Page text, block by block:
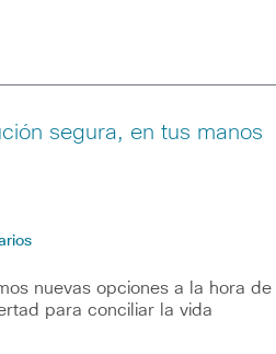
segura, en tus manos
nuevas opciones a la hora de
para conciliar la vida